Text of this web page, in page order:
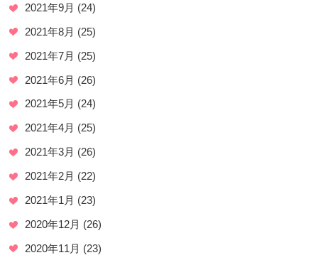
2021年9月 (24)
2021年8月 (25)
2021年7月 (25)
2021年6月 (26)
2021年5月 (24)
2021年4月 (25)
2021年3月 (26)
2021年2月 (22)
2021年1月 (23)
2020年12月 (26)
2020年11月 (23)